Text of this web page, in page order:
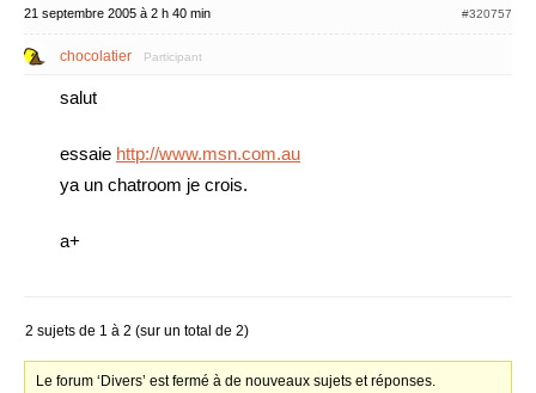
21 septembre 2005 à 2 h 40 min #320757
chocolatier Participant
salut
essaie http://www.msn.com.au
ya un chatroom je crois.
a+
2 sujets de 1 à 2 (sur un total de 2)
Le forum ‘Divers’ est fermé à de nouveaux sujets et réponses.